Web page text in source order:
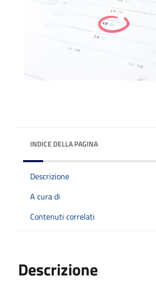
INDICE DELLA PAGINA
Descrizione
A cura di
Contenuti correlati
Descrizione